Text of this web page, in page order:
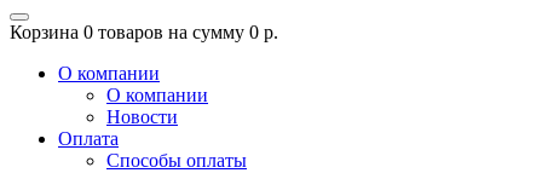
Корзина 0 товаров на сумму 0 р.
О компании
О компании
Новости
Оплата
Способы оплаты